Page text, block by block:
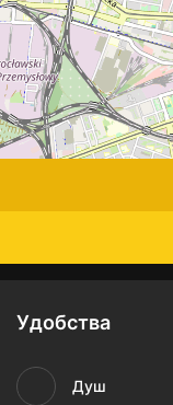
Удобства
Душ